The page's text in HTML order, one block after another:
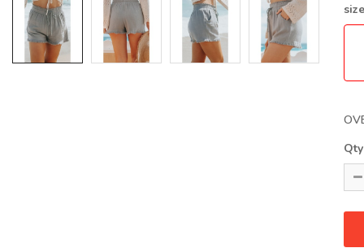
Qty